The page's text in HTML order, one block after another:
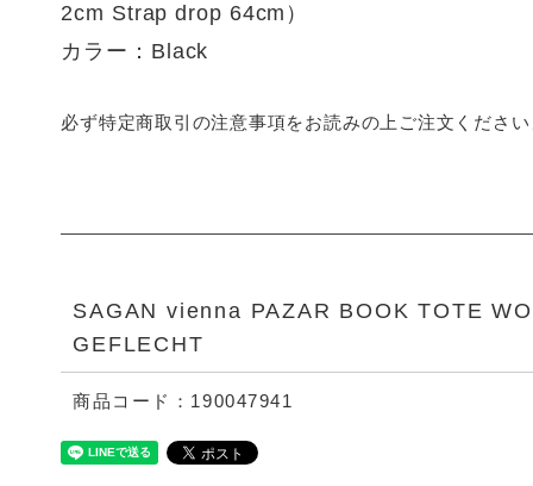
2cm Strap drop 64cm）
カラー：Black
必ず特定商取引の注意事項をお読みの上ご注文くださ
SAGAN vienna PAZAR BOOK TOTE
GEFLECHT
商品コード：190047941